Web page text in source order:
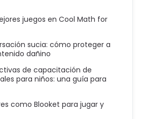
juegos en Cool Math for
sucia: cómo proteger a
dañino
de capacitación de
para niños: una guía para
como Blooket para jugar y